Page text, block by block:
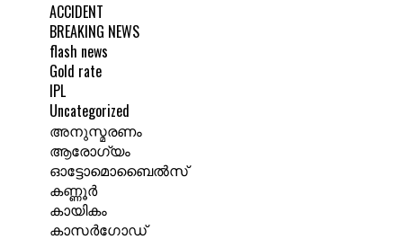
ACCIDENT
BREAKING NEWS
flash news
Gold rate
IPL
Uncategorized
അനുസ്മരണം
ആരോഗ്യം
ഓട്ടോമൊബൈൽസ്
കണ്ണൂർ
കായികം
കാസർഗോഡ്